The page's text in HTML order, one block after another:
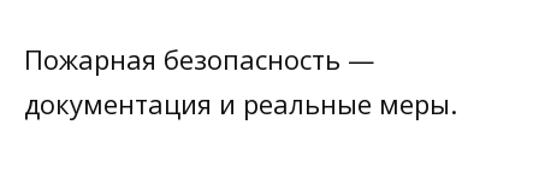
Пожарная безопасность —
документация и реальные меры.